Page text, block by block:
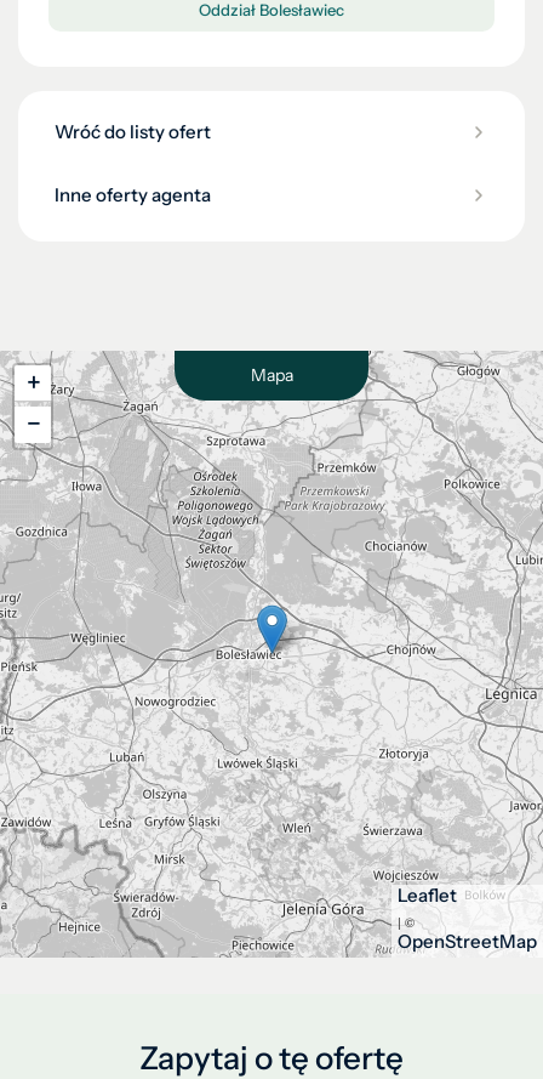
Oddział Bolesławiec
Wróć do listy ofert
Inne oferty agenta
Mapa
+
−
Leaflet
| ©
OpenStreetMap
Zapytaj o tę ofertę